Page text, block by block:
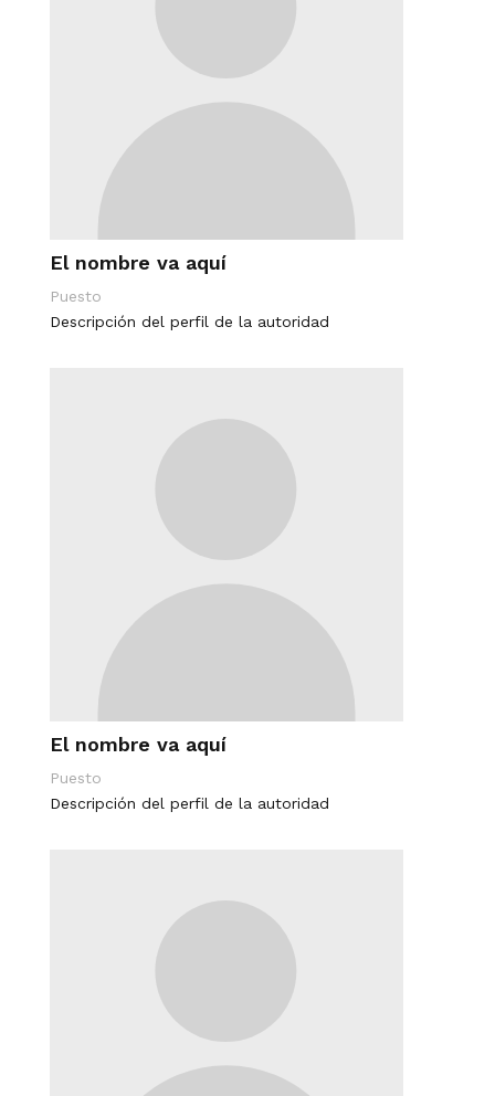
El nombre va aquí
Puesto
Descripción del perfil de la autoridad
El nombre va aquí
Puesto
Descripción del perfil de la autoridad